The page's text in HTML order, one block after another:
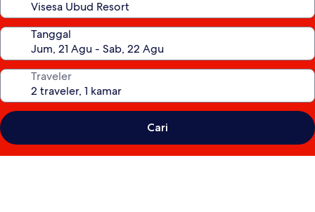
Tanggal
Traveler
Cari